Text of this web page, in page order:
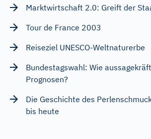
Marktwirtschaft 2.0: Greift der
Tour de France 2003
Reiseziel UNESCO-Weltnaturerbe
Bundestagswahl: Wie
Prognosen?
Die Geschichte des
bis heute